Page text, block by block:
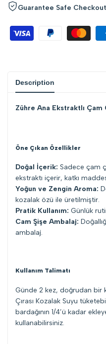
Guarantee Safe Checkout
Description
Zühre Ana Ekstraktlı Çam
Öne Çıkan Özellikler
Doğal İçerik: Sadece çam
ekstraktı içerir, katkı
Yoğun ve Zengin Aroma:
kozalak özü ile üretilmiştir.
Pratik Kullanım: Günlük
Cam Şişe Ambalaj:
ambalaj.
Kullanım Talimatı
Günde 2 kez, doğrudan bir
Çırası Kozalak Suyu
bardağının 1/4’ü kadar
kullanabilirsiniz.